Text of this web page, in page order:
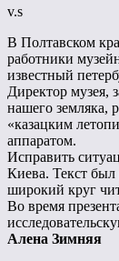
v.s
В Полтавском
работники
известный
Директор музея,
нашего земляка,
«казацким
аппаратом.
Исправить
Киева. Текст был
широкий круг
Во время
Алена Зимняя